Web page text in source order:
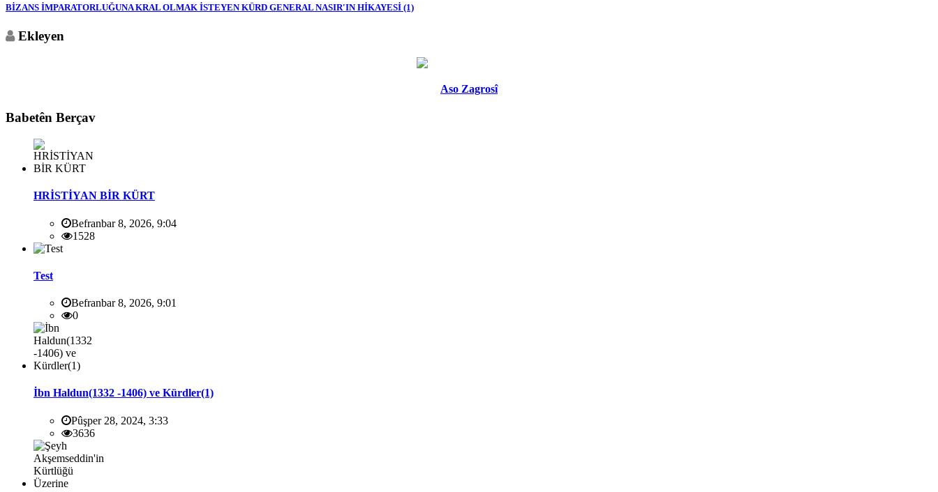
BİZANS İMPARATORLUĞUNA KRAL OLMAK İSTEYEN KÜRD GENERAL NASIR'IN HİKAYESİ (1)
Ekleyen
Aso Zagrosî
Babetên Berçav
HRİSTİYAN BİR KÜRT
Befranbar 8, 2026, 9:04
1528
Test
Befranbar 8, 2026, 9:01
0
İbn Haldun(1332 -1406) ve Kürdler(1)
Pûşper 28, 2024, 3:33
3636